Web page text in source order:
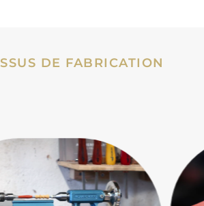
DE FABRICATION